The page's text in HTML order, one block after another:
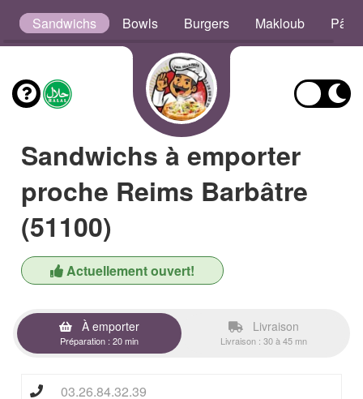
Sandwichs Bowls Burgers Makloub Pâtes
Sandwichs à emporter
proche Reims Barbâtre
(51100)
Actuellement ouvert!
À emporter
Préparation : 20 min
Livraison
Livraison : 30 à 45 mn
03.26.84.32.39